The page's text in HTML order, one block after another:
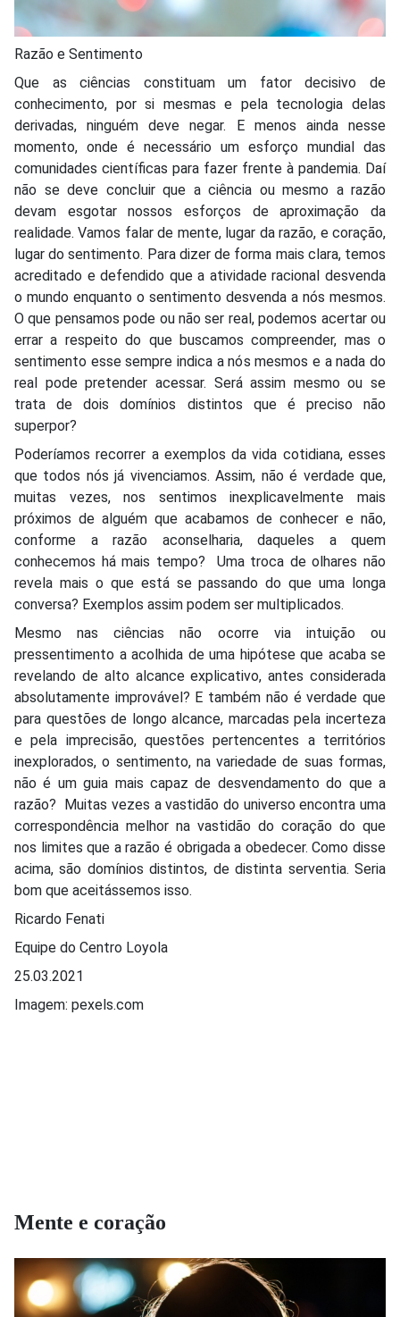
Razão e Sentimento
Que as ciências constituam um fator decisivo de
conhecimento, por si mesmas e pela tecnologia delas
derivadas, ninguém deve negar. E menos ainda nesse
momento, onde é necessário um esforço mundial das
comunidades científicas para fazer frente à pandemia. Daí
não se deve concluir que a ciência ou mesmo a razão
devam esgotar nossos esforços de aproximação da
realidade. Vamos falar de mente, lugar da razão, e coração,
lugar do sentimento. Para dizer de forma mais clara, temos
acreditado e defendido que a atividade racional desvenda
o mundo enquanto o sentimento desvenda a nós mesmos.
O que pensamos pode ou não ser real, podemos acertar ou
errar a respeito do que buscamos compreender, mas o
sentimento esse sempre indica a nós mesmos e a nada do
real pode pretender acessar. Será assim mesmo ou se
trata de dois domínios distintos que é preciso não
superpor?
Poderíamos recorrer a exemplos da vida cotidiana, esses
que todos nós já vivenciamos. Assim, não é verdade que,
muitas vezes, nos sentimos inexplicavelmente mais
próximos de alguém que acabamos de conhecer e não,
conforme a razão aconselharia, daqueles a quem
conhecemos há mais tempo? Uma troca de olhares não
revela mais o que está se passando do que uma longa
conversa? Exemplos assim podem ser multiplicados.
Mesmo nas ciências não ocorre via intuição ou
pressentimento a acolhida de uma hipótese que acaba se
revelando de alto alcance explicativo, antes considerada
absolutamente improvável? E também não é verdade que
para questões de longo alcance, marcadas pela incerteza
e pela imprecisão, questões pertencentes a territórios
inexplorados, o sentimento, na variedade de suas formas,
não é um guia mais capaz de desvendamento do que a
razão? Muitas vezes a vastidão do universo encontra uma
correspondência melhor na vastidão do coração do que
nos limites que a razão é obrigada a obedecer. Como disse
acima, são domínios distintos, de distinta serventia. Seria
bom que aceitássemos isso.
Ricardo Fenati
Equipe do Centro Loyola
25.03.2021
Imagem: pexels.com
Mente e coração